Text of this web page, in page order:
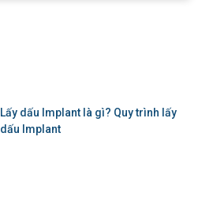
Lấy dấu Implant là gì? Quy trình lấy
dấu Implant